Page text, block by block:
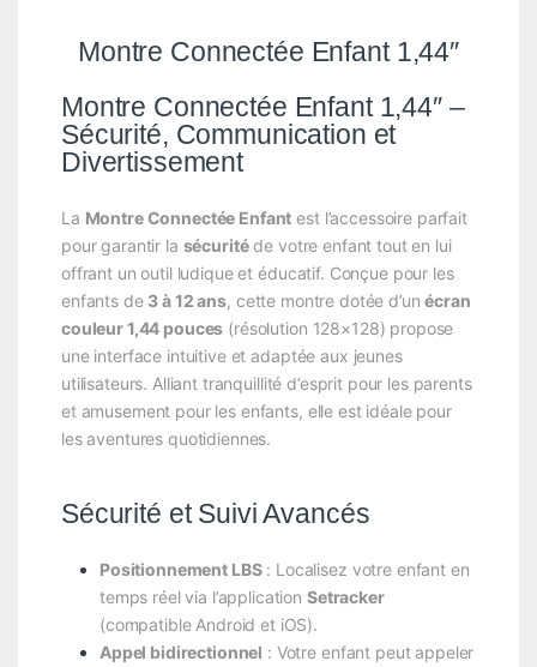
Montre Connectée Enfant 1,44″
Montre Connectée Enfant 1,44″ –
Sécurité, Communication et
Divertissement
La Montre Connectée Enfant est l’accessoire parfait
pour garantir la sécuritéde votre enfant tout en lui
offrant un outil ludique et éducatif. Conçue pour les
enfants de 3 à 12 ans, cette montre dotée d’unécran
couleur 1,44 pouces (résolution 128×128) propose
une interface intuitive et adaptée aux jeunes
utilisateurs. Alliant tranquillité d’esprit pour les parents
et amusement pour les enfants, elle est idéale pour
les aventures quotidiennes.
Sécurité et Suivi Avancés
Positionnement LBS: Localisez votre enfant en
temps réel via l’application Setracker
(compatible Android et iOS).
Appel bidirectionnel : Votre enfant peut appeler